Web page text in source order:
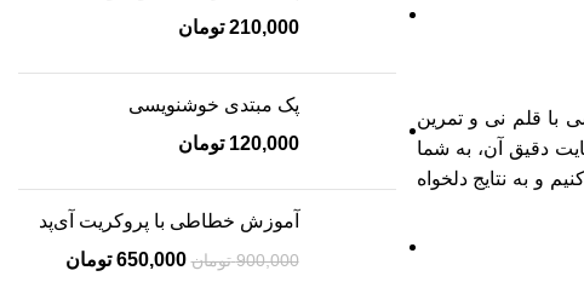
با قلم نی و تمرین
دقیق آن، به شما
و به نتایج دلخواه
210,000 تومان
پک مبتدی خوشنویسی
120,000 تومان
آموزش خطاطی با پروکریت آی‌پد
900,000 تومان 650,000 تومان